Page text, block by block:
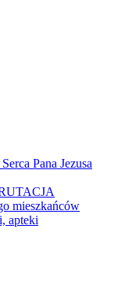
Pana Jezusa
mieszkańców
apteki